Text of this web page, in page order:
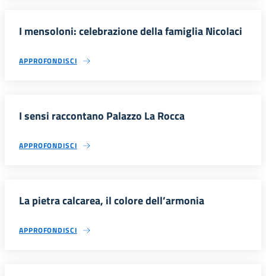
I mensoloni: celebrazione della famiglia Nicolaci
APPROFONDISCI
I sensi raccontano Palazzo La Rocca
APPROFONDISCI
La pietra calcarea, il colore dell’armonia
APPROFONDISCI